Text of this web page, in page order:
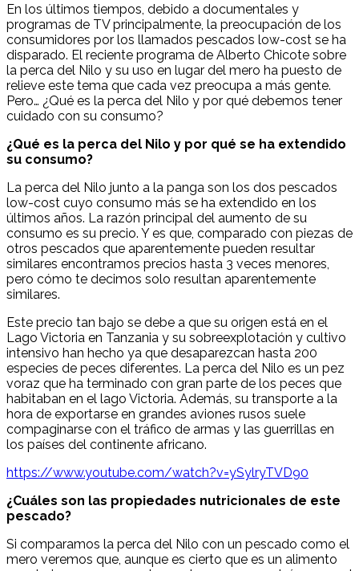
En los últimos tiempos, debido a documentales y
programas de TV principalmente, la preocupación de los
consumidores por los llamados pescados low-cost se ha
disparado. El reciente programa de Alberto Chicote sobre
la perca del Nilo y su uso en lugar del mero ha puesto de
relieve este tema que cada vez preocupa a más gente.
Pero… ¿Qué es la perca del Nilo y por qué debemos tener
cuidado con su consumo?
¿Qué es la perca del Nilo y por qué se ha extendido
su consumo?
La perca del Nilo junto a la panga son los dos pescados
low-cost cuyo consumo más se ha extendido en los
últimos años. La razón principal del aumento de su
consumo es su precio. Y es que, comparado con piezas de
otros pescados que aparentemente pueden resultar
similares encontramos precios hasta 3 veces menores,
pero cómo te decimos solo resultan aparentemente
similares.
Este precio tan bajo se debe a que su origen está en el
Lago Victoria en Tanzania y su sobreexplotación y cultivo
intensivo han hecho ya que desaparezcan hasta 200
especies de peces diferentes. La perca del Nilo es un pez
voraz que ha terminado con gran parte de los peces que
habitaban en el lago Victoria. Además, su transporte a la
hora de exportarse en grandes aviones rusos suele
compaginarse con el tráfico de armas y las guerrillas en
los países del continente africano.
https://www.youtube.com/watch?v=ySylryTVD90
¿Cuáles son las propiedades nutricionales de este
pescado?
Si comparamos la perca del Nilo con un pescado como el
mero veremos que, aunque es cierto que es un alimento